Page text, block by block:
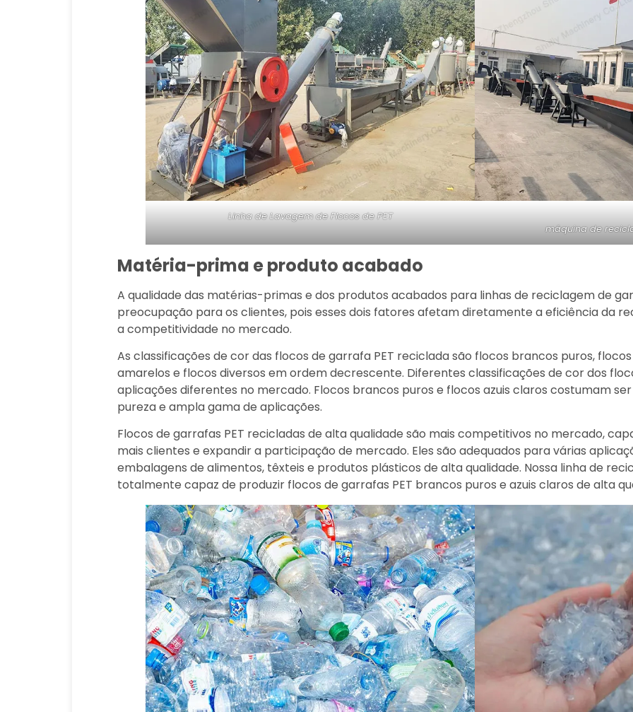
Linha de Lavagem de Flocos de PET
máquina de
Matéria-prima e produto acabado
A qualidade das matérias-primas e dos produtos acabados para linhas de reciclagem de
preocupação para os clientes, pois esses dois fatores afetam diretamente a eficiência da
a competitividade no mercado.
As classificações de cor das flocos de garrafa PET reciclada são flocos brancos puros,
amarelos e flocos diversos em ordem decrescente. Diferentes classificações de cor dos
aplicações diferentes no mercado. Flocos brancos puros e flocos azuis claros costumam
pureza e ampla gama de aplicações.
Flocos de garrafas PET recicladas de alta qualidade são mais competitivos no mercado,
mais clientes e expandir a participação de mercado. Eles são adequados para várias
embalagens de alimentos, têxteis e produtos plásticos de alta qualidade. Nossa linha de
totalmente capaz de produzir flocos de garrafas PET brancos puros e azuis claros de alta